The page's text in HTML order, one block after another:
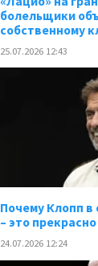
болельщики
собственному
25.07.2026 12:43
Почему Клопп в
– это прекрасно
24.07.2026 12:24